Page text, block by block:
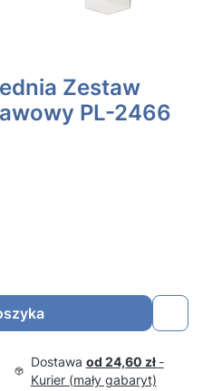
Zestaw
PL-2466
Dostawa od 24,60 zł -
Kurier (mały gabaryt)